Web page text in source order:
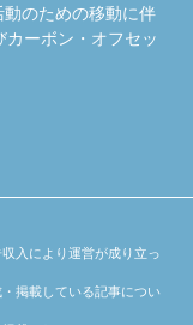
のための移動に伴
ーボン・オフセッ
入により運営が成り立っ
掲載している記事につい